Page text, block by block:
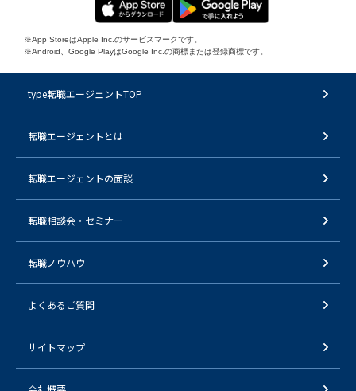
※App StoreはApple Inc.のサービスマークです。
※Android、Google PlayはGoogle Inc.の商標または登録商標です。
type転職エージェントTOP
転職エージェントとは
転職エージェントの面談
転職相談会・セミナー
転職ノウハウ
よくあるご質問
サイトマップ